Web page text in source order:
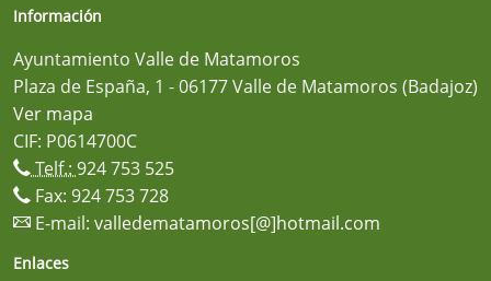
Información
Ayuntamiento Valle de Matamoros
Plaza de España, 1 - 06177 Valle de Matamoros (Badajoz)
Ver mapa
CIF: P0614700C
Telf.: 924 753 525
Fax: 924 753 728
E-mail: valledematamoros[@]hotmail.com
Enlaces